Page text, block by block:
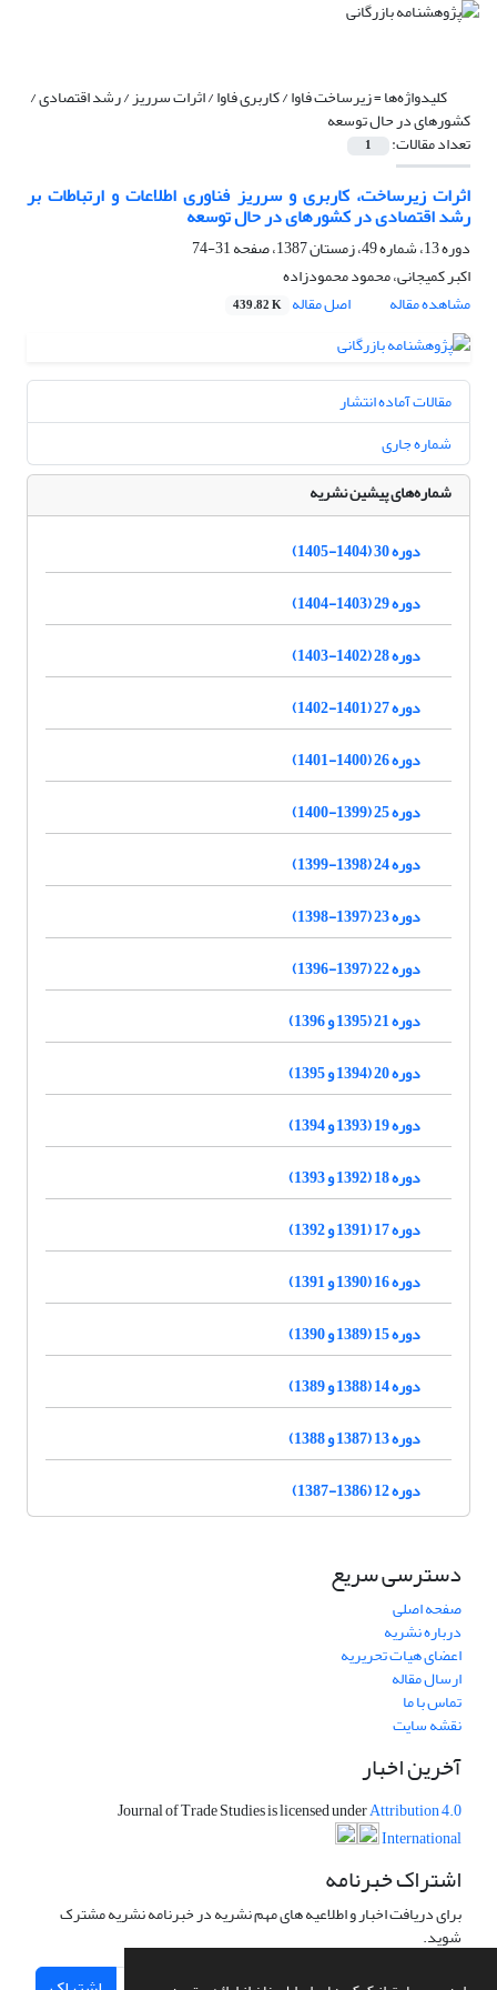
کلیدواژه‌ها =زیرساخت فاوا / کاربری فاوا / اثرات سرریز / رشد اقتصادی /
کشورهای در حال توسعه
تعداد مقالات: 1
اثرات زیرساخت، کاربری و سرریز فناوری اطلاعات و ارتباطات بر
رشد اقتصادی در کشورهای در حال توسعه
دوره 13، شماره 49، زمستان 1387، صفحه
31-74
اکبر کمیجانی، محمود محمودزاده
مشاهده مقاله
اصل مقاله 439.82 K
مقالات آماده انتشار
شماره جاری
شماره‌های پیشین نشریه
دوره 30 (1404-1405)
دوره 29 (1403-1404)
دوره 28 (1402-1403)
دوره 27 (1401-1402)
دوره 26 (1400-1401)
دوره 25 (1399-1400)
دوره 24 (1398-1399)
دوره 23 (1397-1398)
دوره 22 (1397-1396)
دوره 21 (1395 و 1396)
دوره 20 (1394 و 1395)
دوره 19 (1393 و 1394)
دوره 18 (1392 و 1393)
دوره 17 (1391 و 1392)
دوره 16 (1390 و 1391)
دوره 15 (1389 و 1390)
دوره 14 (1388 و 1389)
دوره 13 (1387 و 1388)
دوره 12 (1386-1387)
دسترسی سریع
صفحه اصلی
درباره نشریه
اعضای هیات تحریریه
ارسال مقاله
تماس با ما
نقشه سایت
آخرین اخبار
Journal of Trade Studies is licensed underAttribution 4.0
International
اشتراک خبرنامه
برای دریافت اخبار و اطلاعیه های مهم نشریه در خبرنامه نشریه مشترک
شوید.